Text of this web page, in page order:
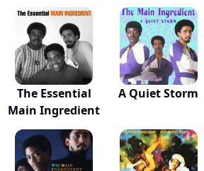
The Essential
Main Ingredient
A Quiet Storm